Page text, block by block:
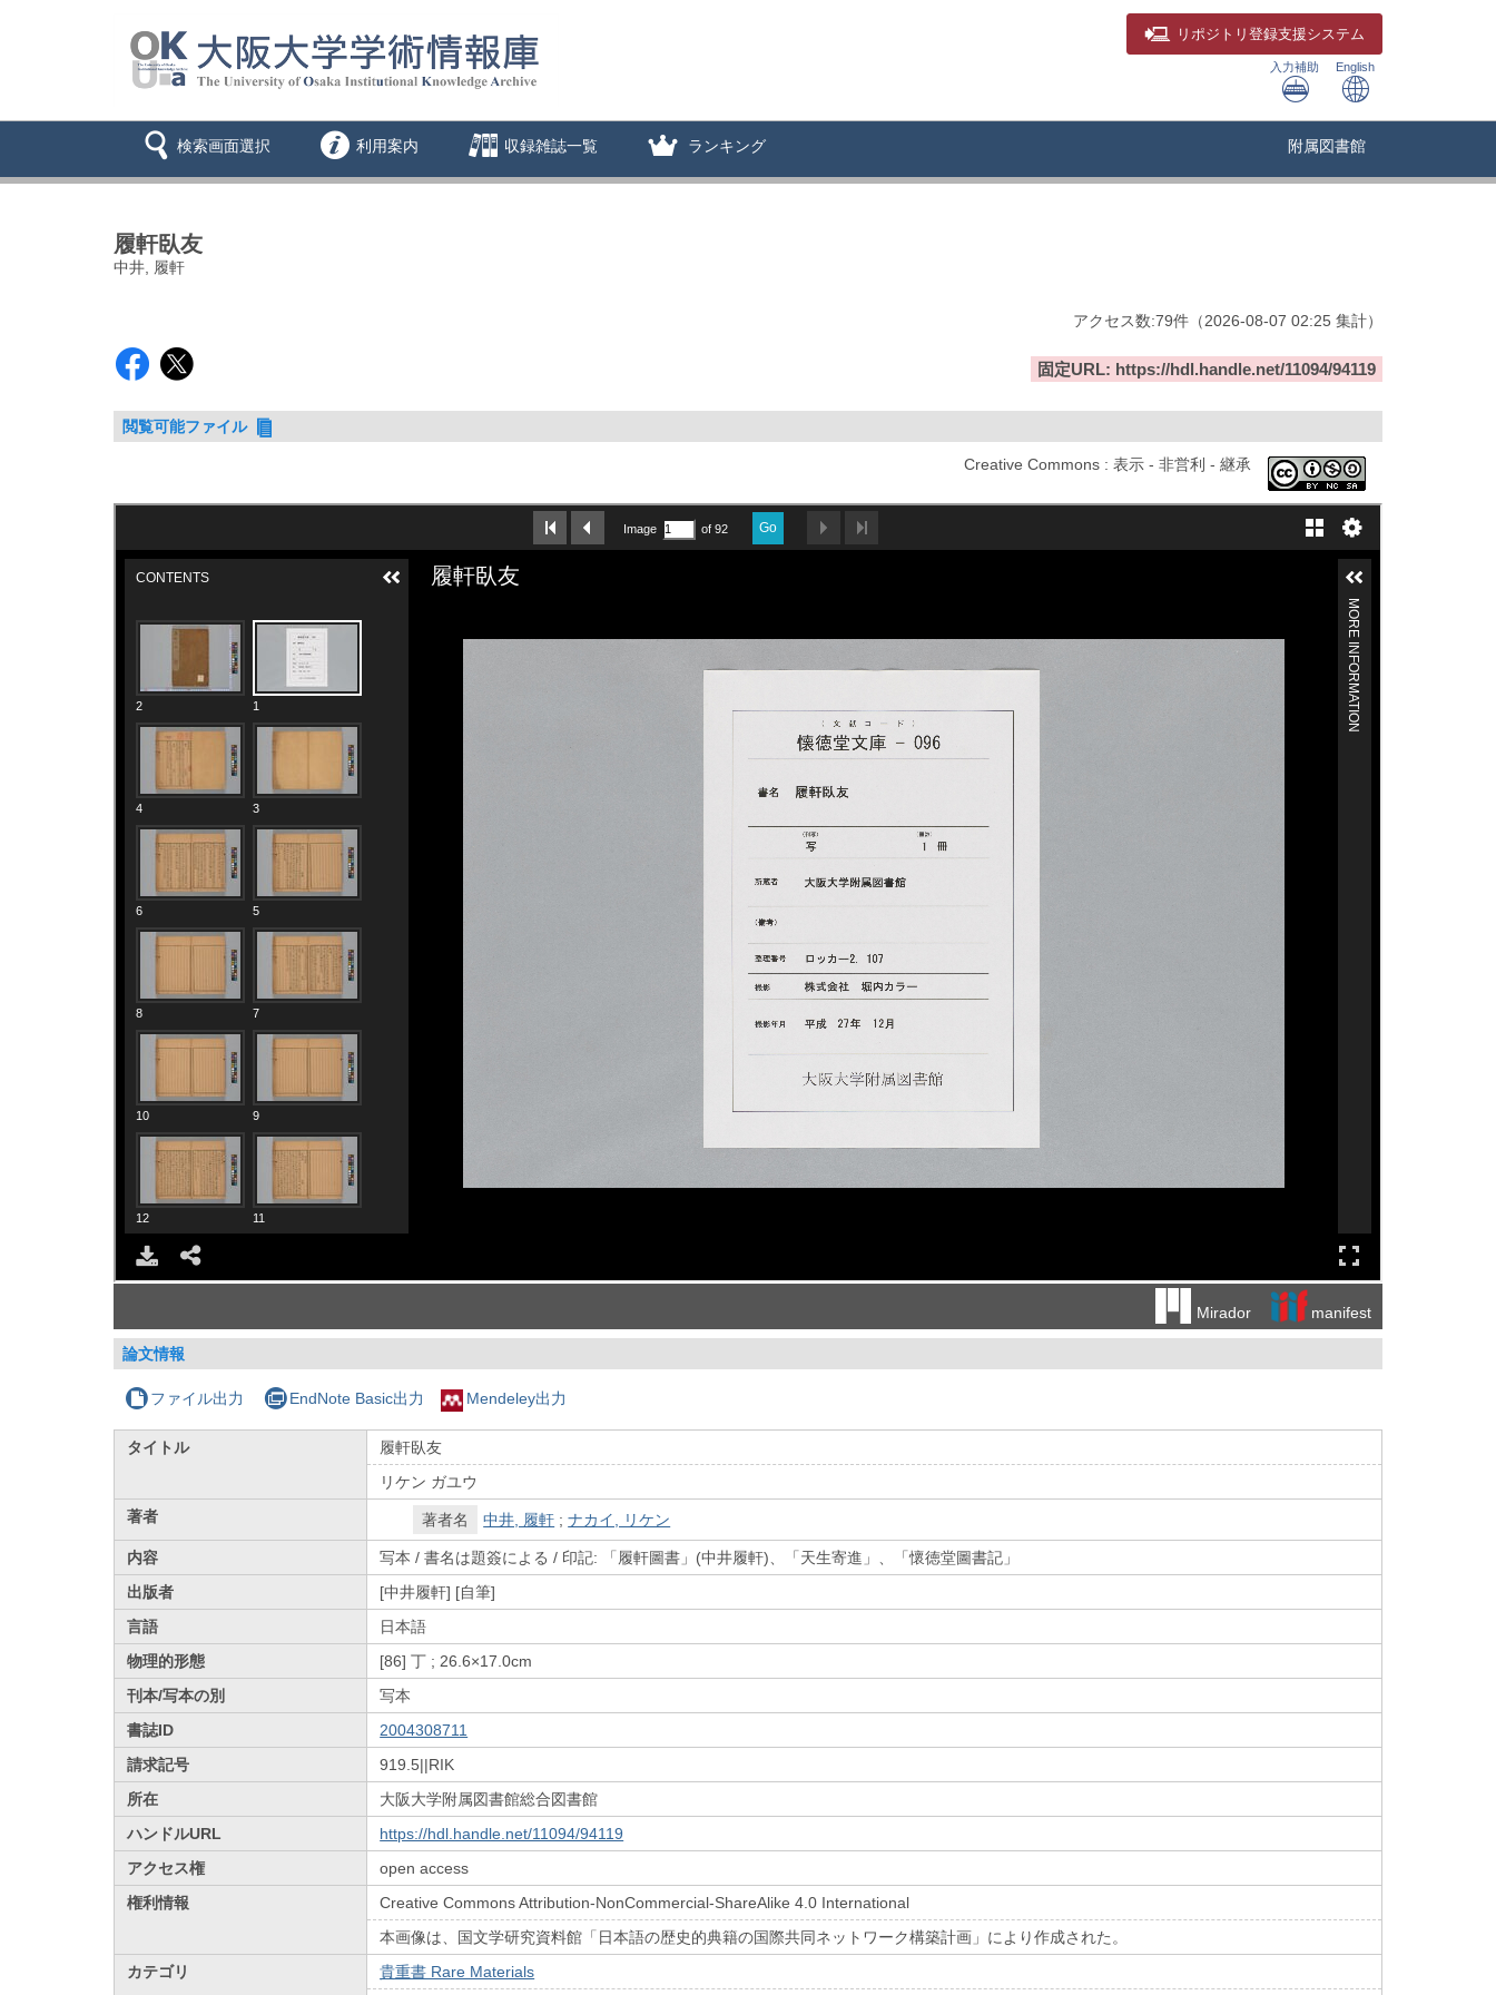
リポジトリ 登録支援システム
入力補助 English
検索画面選択 利用案内 収録雑誌一覧 ランキング 附属図書館
履軒臥友
中井, 履軒
アクセス数:79件 （2026-08-07 02:25 集計）
固定URL: https://hdl.handle.net/11094/94119
閲覧可能ファイル
Creative Commons : 表示 - 非営利 - 継承
Mirador manifest
論文情報
ファイル出力 EndNote Basic出力 Mendeley出力
タイトル
履軒臥友
リケン ガユウ
著者
著者名 中井, 履軒 ;ナカイ, リケン
内容
写本 / 書名は題簽による / 印記: 「履軒圖書」(中井履軒)、「天生寄進」、「懷徳堂圖書記」
出版者
[中井履軒] [自筆]
言語
日本語
物理的形態
[86] 丁 ; 26.6×17.0cm
刊本/写本の別
写本
書誌ID
2004308711
請求記号
919.5||RIK
所在
大阪大学附属図書館総合図書館
ハンドルURL
https://hdl.handle.net/11094/94119
アクセス権
open access
権利情報
Creative Commons Attribution-NonCommercial-ShareAlike 4.0 International
本画像は、国文学研究資料館「日本語の歴史的典籍の国際共同ネットワーク構築計画」により作成された。
カテゴリ
貴重書 Rare Materials